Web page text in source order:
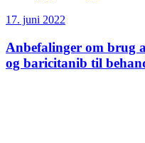
17. juni 2022
Anbefalinger om brug
og baricitanib til